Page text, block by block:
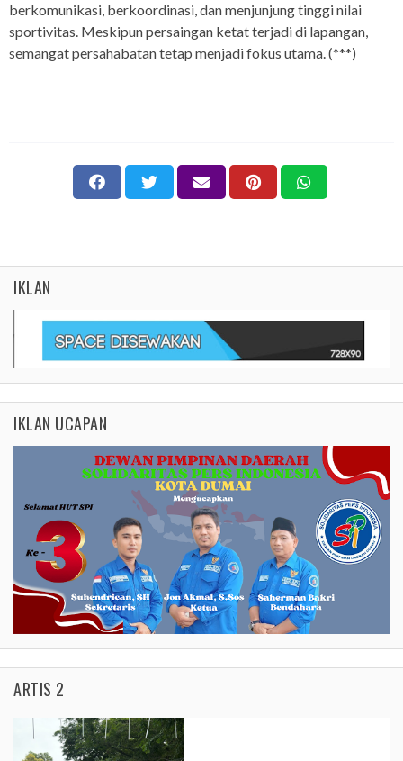
berkomunikasi, berkoordinasi, dan menjunjung tinggi nilai
sportivitas. Meskipun persaingan ketat terjadi di lapangan,
semangat persahabatan tetap menjadi fokus utama. (***)
IKLAN
IKLAN UCAPAN
ARTIS 2